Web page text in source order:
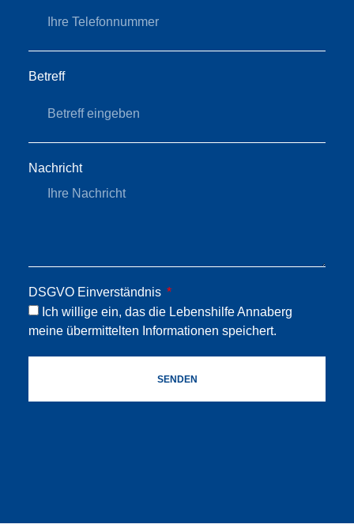
Betreff
Nachricht
DSGVO Einverständnis
Ich willige ein, das die Lebenshilfe Annaberg
meine übermittelten Informationen speichert.
SENDEN